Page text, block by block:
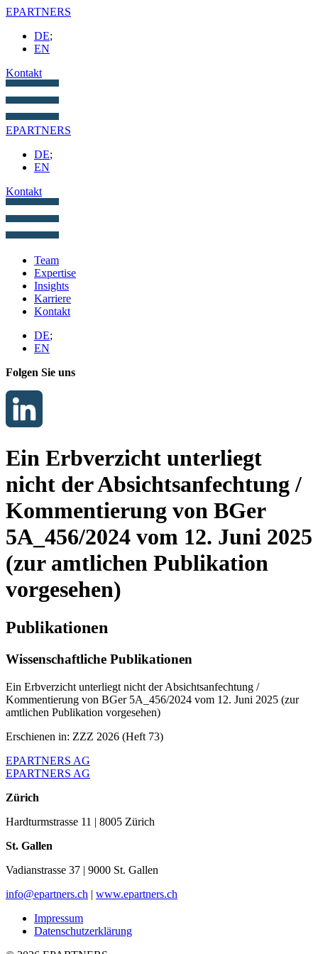
EPARTNERS
DE;
EN
Kontakt
EPARTNERS
DE;
EN
Kontakt
Team
Expertise
Insights
Karriere
Kontakt
DE;
EN
Folgen Sie uns
Ein Erbverzicht unterliegt
nicht der Absichtsanfechtung /
Kommentierung von BGer
5A_456/2024 vom 12. Juni 2025
(zur amtlichen Publikation
vorgesehen)
Publikationen
Wissenschaftliche Publikationen
Ein Erbverzicht unterliegt nicht der Absichtsanfechtung /
Kommentierung von BGer 5A_456/2024 vom 12. Juni 2025 (zur
amtlichen Publikation vorgesehen)
Erschienen in: ZZZ 2026 (Heft 73)
EPARTNERS AG
EPARTNERS AG
Zürich
Hardturmstrasse 11 | 8005 Zürich
St. Gallen
Vadianstrasse 37 | 9000 St. Gallen
info@epartners.ch | www.epartners.ch
Impressum
Datenschutzerklärung